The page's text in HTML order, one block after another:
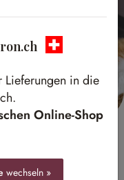
Lieferungen in die
Online-Shop
wechseln »